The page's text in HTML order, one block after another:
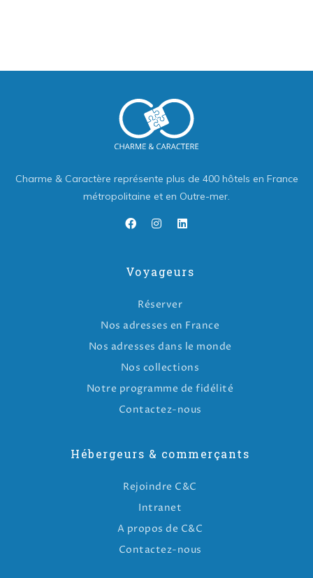
Charme & Caractère représente plus de 400 hôtels en France
métropolitaine et en Outre-mer.
Voyageurs
Réserver
Nos adresses en France
Nos adresses dans le monde
Nos collections
Notre programme de fidélité
Contactez-nous
Hébergeurs & commerçants
Rejoindre C&C
Intranet
A propos de C&C
Contactez-nous